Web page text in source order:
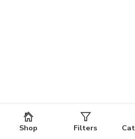
Shop Filters